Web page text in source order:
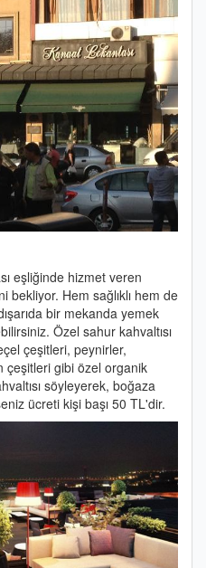
eşliğinde hizmet veren
Hem sağlıklı hem de
bir mekanda yemek
Özel sahur kahvaltısı
çeşitleri, peynirler,
çeşitleri gibi özel organik
söyleyerek, boğaza
ücreti kişi başı 50 TL'dir.